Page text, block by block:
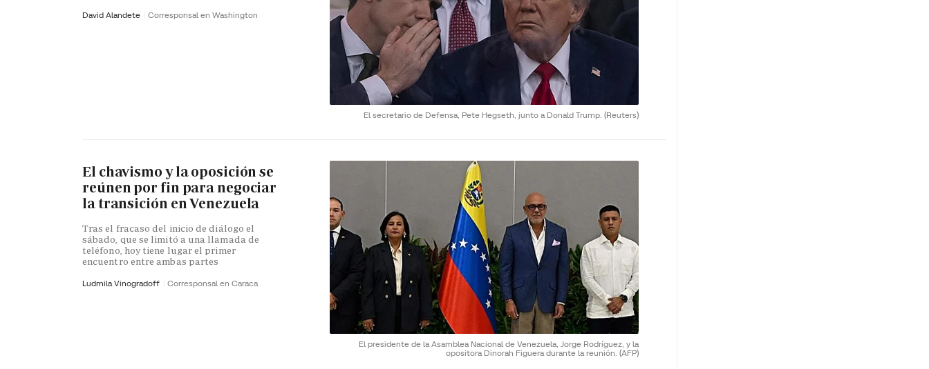
El secretario de Defensa, Pete Hegseth, junto a Donald Trump. (Reuters)
David Alandete Corresponsal en Washington
El presidente de la Asamblea Nacional de Venezuela, Jorge Rodríguez, y la
opositora Dinorah Figuera durante la reunión. (AFP)
El chavismo y la oposición se
reúnen por fin para negociar
la transición en Venezuela
Tras el fracaso del inicio de diálogo el
sábado, que se limitó a una llamada de
teléfono, hoy tiene lugar el primer
encuentro entre ambas partes
Ludmila Vinogradoff Corresponsal en Caraca